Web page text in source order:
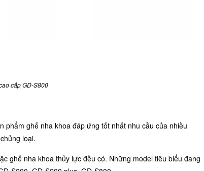
cấp GD-S800
ghế nha khoa đáp ứng tốt nhất nhu cầu của nhiều
loại.
ghế nha khoa thủy lực đều có. Những model tiêu biểu đang